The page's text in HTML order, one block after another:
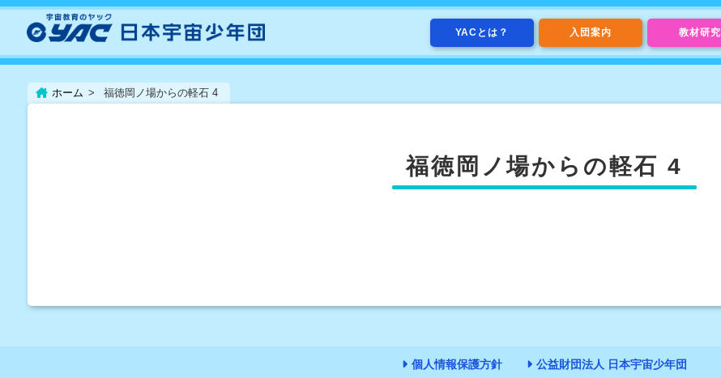
YACとは？ 入団案内 教材研究
ホーム 福徳岡ノ場からの軽石 4
福徳岡ノ場からの軽石 4
個人情報保護方針 公益財団法人 日本宇宙少年団